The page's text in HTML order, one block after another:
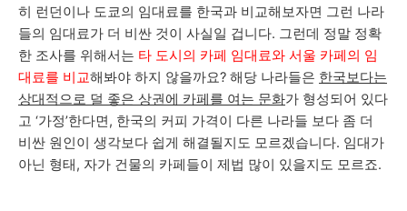
히 런던이나 도쿄의 임대료를 한국과 비교해보자면 그런 나라
들의 임대료가 더 비싼 것이 사실일 겁니다. 그런데 정말 정확
한 조사를 위해서는 타 도시의 카페 임대료와 서울 카페의 임
대료를 비교해봐야 하지 않을까요? 해당 나라들은 한국보다는
상대적으로 덜 좋은 상권에 카페를 여는 문화가 형성되어 있다
고 ‘가정’한다면, 한국의 커피 가격이 다른 나라들 보다 좀 더
비싼 원인이 생각보다 쉽게 해결될지도 모르겠습니다. 임대가
아닌 형태, 자가 건물의 카페들이 제법 많이 있을지도 모르죠.